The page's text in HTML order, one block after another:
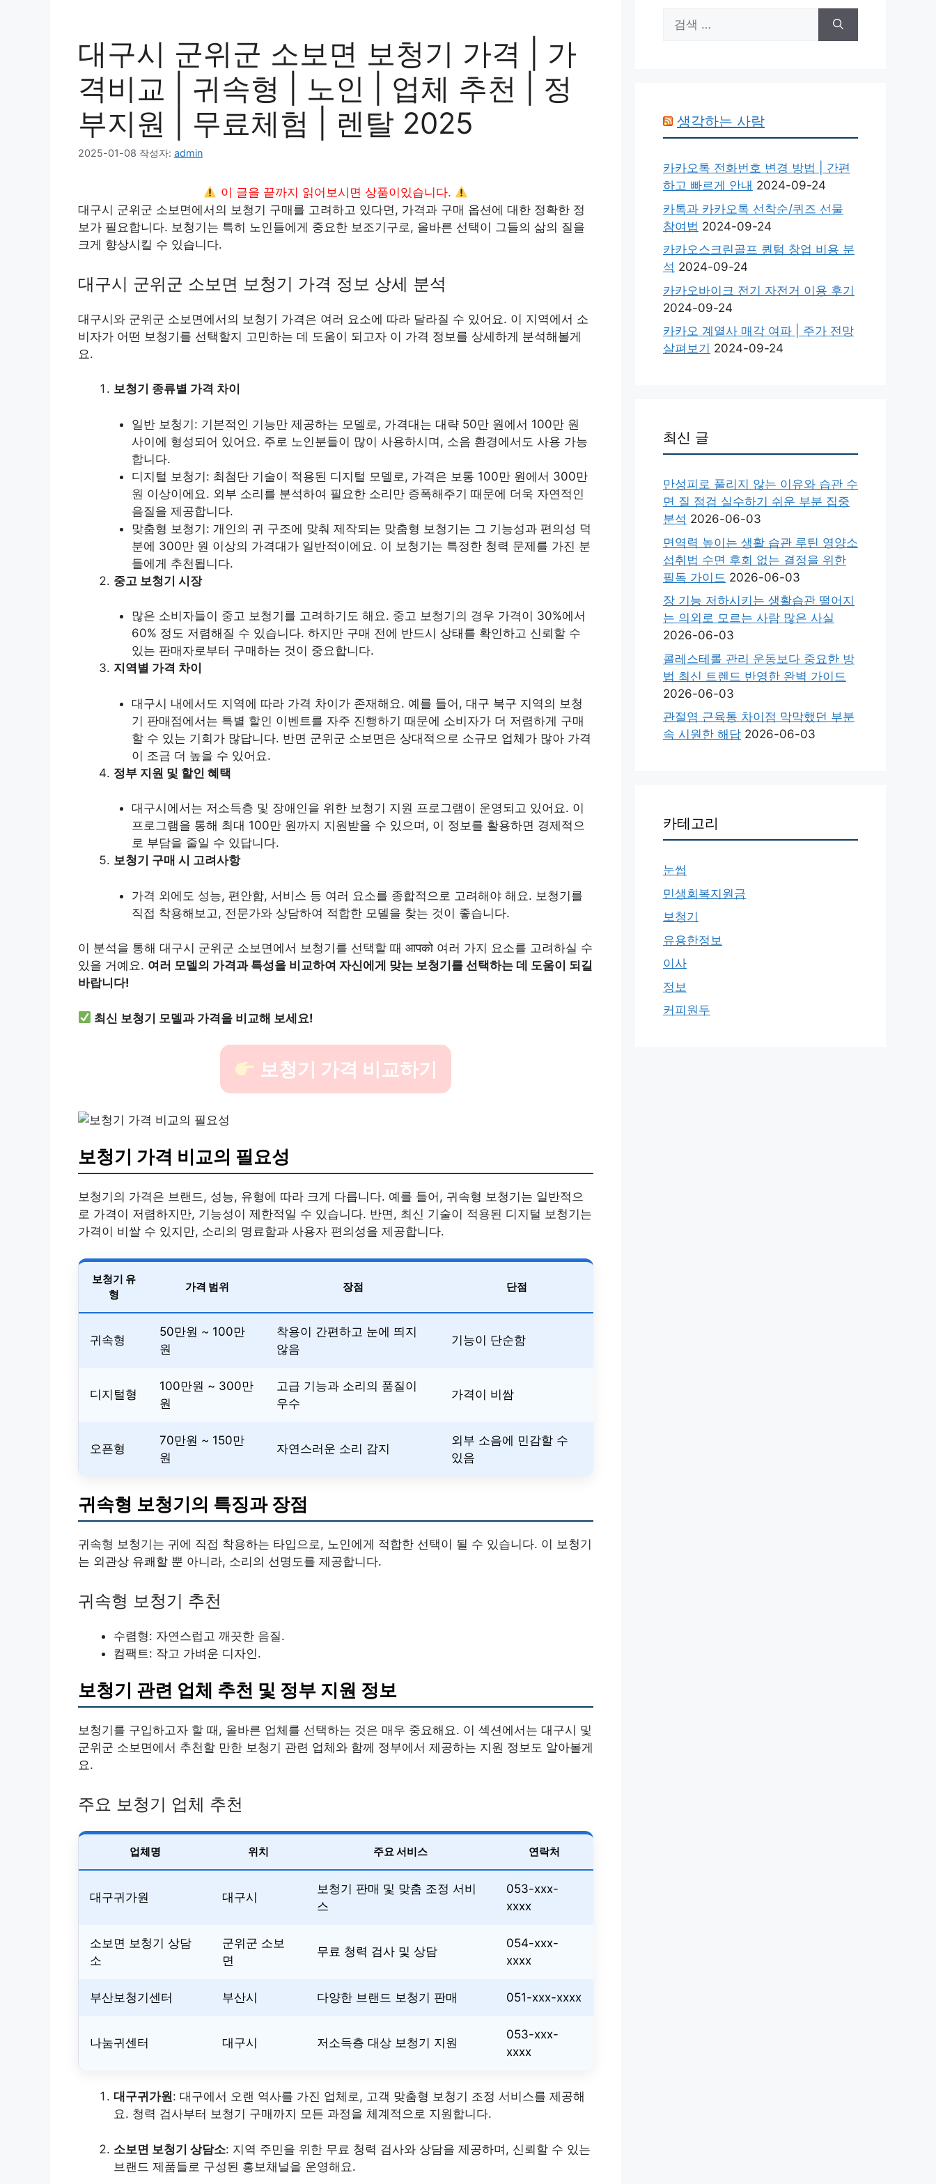
대구시 군위군 소보면 보청기 가격 | 가
격비교 | 귀속형 | 노인 | 업체 추천 | 정
부지원 | 무료체험 | 렌탈 2025
2025-01-08 작성자: admin
이 글을 끝까지 읽어보시면 상품이있습니다.
대구시 군위군 소보면에서의 보청기 구매를 고려하고 있다면, 가격과 구매 옵션에 대한 정확한 정
보가 필요합니다. 보청기는 특히 노인들에게 중요한 보조기구로, 올바른 선택이 그들의 삶의 질을
크게 향상시킬 수 있습니다.
대구시 군위군 소보면 보청기 가격 정보 상세 분석
대구시와 군위군 소보면에서의 보청기 가격은 여러 요소에 따라 달라질 수 있어요. 이 지역에서 소
비자가 어떤 보청기를 선택할지 고민하는 데 도움이 되고자 이 가격 정보를 상세하게 분석해볼게
요.
보청기 종류별 가격 차이
일반 보청기: 기본적인 기능만 제공하는 모델로, 가격대는 대략 50만 원에서 100만 원
사이에 형성되어 있어요. 주로 노인분들이 많이 사용하시며, 소음 환경에서도 사용 가능
합니다.
디지털 보청기: 최첨단 기술이 적용된 디지털 모델로, 가격은 보통 100만 원에서 300만
원 이상이에요. 외부 소리를 분석하여 필요한 소리만 증폭해주기 때문에 더욱 자연적인
음질을 제공합니다.
맞춤형 보청기: 개인의 귀 구조에 맞춰 제작되는 맞춤형 보청기는 그 기능성과 편의성 덕
분에 300만 원 이상의 가격대가 일반적이에요. 이 보청기는 특정한 청력 문제를 가진 분
들에게 추천됩니다.
중고 보청기 시장
많은 소비자들이 중고 보청기를 고려하기도 해요. 중고 보청기의 경우 가격이 30%에서
60% 정도 저렴해질 수 있습니다. 하지만 구매 전에 반드시 상태를 확인하고 신뢰할 수
있는 판매자로부터 구매하는 것이 중요합니다.
지역별 가격 차이
대구시 내에서도 지역에 따라 가격 차이가 존재해요. 예를 들어, 대구 북구 지역의 보청
기 판매점에서는 특별 할인 이벤트를 자주 진행하기 때문에 소비자가 더 저렴하게 구매
할 수 있는 기회가 많답니다. 반면 군위군 소보면은 상대적으로 소규모 업체가 많아 가격
이 조금 더 높을 수 있어요.
정부 지원 및 할인 혜택
대구시에서는 저소득층 및 장애인을 위한 보청기 지원 프로그램이 운영되고 있어요. 이
프로그램을 통해 최대 100만 원까지 지원받을 수 있으며, 이 정보를 활용하면 경제적으
로 부담을 줄일 수 있답니다.
보청기 구매 시 고려사항
가격 외에도 성능, 편안함, 서비스 등 여러 요소를 종합적으로 고려해야 해요. 보청기를
직접 착용해보고, 전문가와 상담하여 적합한 모델을 찾는 것이 좋습니다.
이 분석을 통해 대구시 군위군 소보면에서 보청기를 선택할 때 आपको 여러 가지 요소를 고려하실 수
있을 거예요. 여러 모델의 가격과 특성을 비교하여 자신에게 맞는 보청기를 선택하는 데 도움이 되길
바랍니다!
최신 보청기 모델과 가격을 비교해 보세요!
보청기 가격 비교하기
보청기 가격 비교의 필요성
보청기의 가격은 브랜드, 성능, 유형에 따라 크게 다릅니다. 예를 들어, 귀속형 보청기는 일반적으
로 가격이 저렴하지만, 기능성이 제한적일 수 있습니다. 반면, 최신 기술이 적용된 디지털 보청기는
가격이 비쌀 수 있지만, 소리의 명료함과 사용자 편의성을 제공합니다.
보청기 유
형
가격 범위 장점 단점
귀속형
50만원 ~ 100만
원
착용이 간편하고 눈에 띄지
않음
기능이 단순함
디지털형
100만원 ~ 300만
원
고급 기능과 소리의 품질이
우수
가격이 비쌈
오픈형
70만원 ~ 150만
원
자연스러운 소리 감지
외부 소음에 민감할 수
있음
귀속형 보청기의 특징과 장점
귀속형 보청기는 귀에 직접 착용하는 타입으로, 노인에게 적합한 선택이 될 수 있습니다. 이 보청기
는 외관상 유쾌할 뿐 아니라, 소리의 선명도를 제공합니다.
귀속형 보청기 추천
수렴형: 자연스럽고 깨끗한 음질.
컴팩트: 작고 가벼운 디자인.
보청기 관련 업체 추천 및 정부 지원 정보
보청기를 구입하고자 할 때, 올바른 업체를 선택하는 것은 매우 중요해요. 이 섹션에서는 대구시 및
군위군 소보면에서 추천할 만한 보청기 관련 업체와 함께 정부에서 제공하는 지원 정보도 알아볼게
요.
주요 보청기 업체 추천
업체명 위치 주요 서비스 연락처
대구귀가원 대구시
보청기 판매 및 맞춤 조정 서비
스
053-xxx-
xxxx
소보면 보청기 상담
소
군위군 소보
면
무료 청력 검사 및 상담
054-xxx-
xxxx
부산보청기센터 부산시 다양한 브랜드 보청기 판매 051-xxx-xxxx
나눔귀센터 대구시 저소득층 대상 보청기 지원
053-xxx-
xxxx
대구귀가원: 대구에서 오랜 역사를 가진 업체로, 고객 맞춤형 보청기 조정 서비스를 제공해
요. 청력 검사부터 보청기 구매까지 모든 과정을 체계적으로 지원합니다.
소보면 보청기 상담소: 지역 주민을 위한 무료 청력 검사와 상담을 제공하며, 신뢰할 수 있는
브랜드 제품들로 구성된 홍보채널을 운영해요.
색:
생각하는 사람
카카오톡 전화번호 변경 방법 | 간편
하고 빠르게 안내 2024-09-24
카톡과 카카오톡 선착순/퀴즈 선물
참여법 2024-09-24
카카오스크린골프 퀀텀 창업 비용 분
석 2024-09-24
카카오바이크 전기 자전거 이용 후기
2024-09-24
카카오 계열사 매각 여파 | 주가 전망
살펴보기 2024-09-24
최신 글
만성피로 풀리지 않는 이유와 습관 수
면 질 점검 실수하기 쉬운 부분 집중
분석 2026-06-03
면역력 높이는 생활 습관 루틴 영양소
섭취법 수면 후회 없는 결정을 위한
필독 가이드 2026-06-03
장 기능 저하시키는 생활습관 떨어지
는 의외로 모르는 사람 많은 사실
2026-06-03
콜레스테롤 관리 운동보다 중요한 방
법 최신 트렌드 반영한 완벽 가이드
2026-06-03
관절염 근육통 차이점 막막했던 부분
속 시원한 해답 2026-06-03
카테고리
눈썹
민생회복지원금
보청기
유용한정보
이사
정보
커피원두